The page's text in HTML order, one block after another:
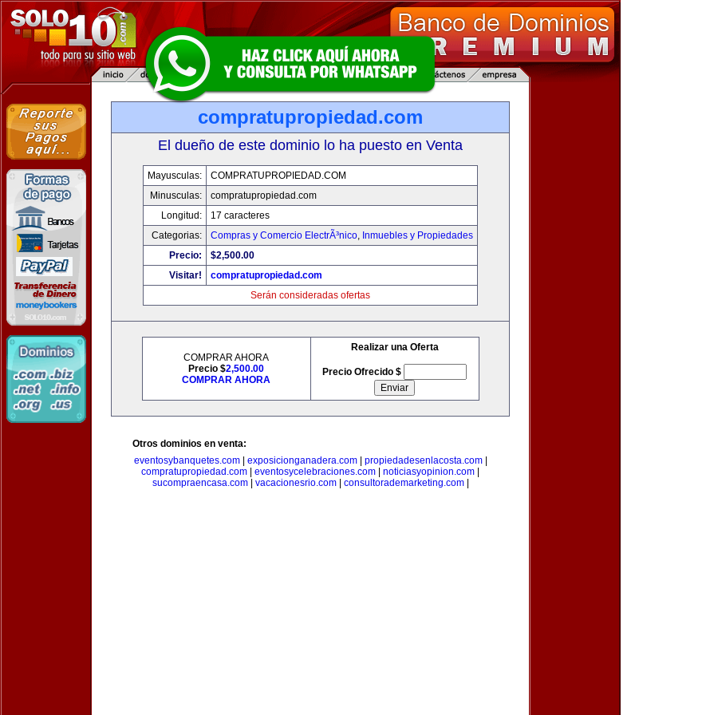
compratupropiedad.com
El dueño de este dominio lo ha puesto en Venta
Mayusculas:
COMPRATUPROPIEDAD.COM
Minusculas:
compratupropiedad.com
Longitud:
17 caracteres
Categorias:
Compras y Comercio ElectrÃ³nico, Inmuebles y Propiedades
Precio:
$2,500.00
Visitar!
compratupropiedad.com
Serán consideradas ofertas
COMPRAR AHORA
Precio $2,500.00
COMPRAR AHORA
Realizar una Oferta
Precio Ofrecido $
Otros dominios en venta:
eventosybanquetes.com| exposicionganadera.com| propiedadesenlacosta.com|
compratupropiedad.com
eventosycelebraciones.com noticiasyopinion.com
sucompraencasa.com| vacacionesrio.com| consultorademarketing.com|